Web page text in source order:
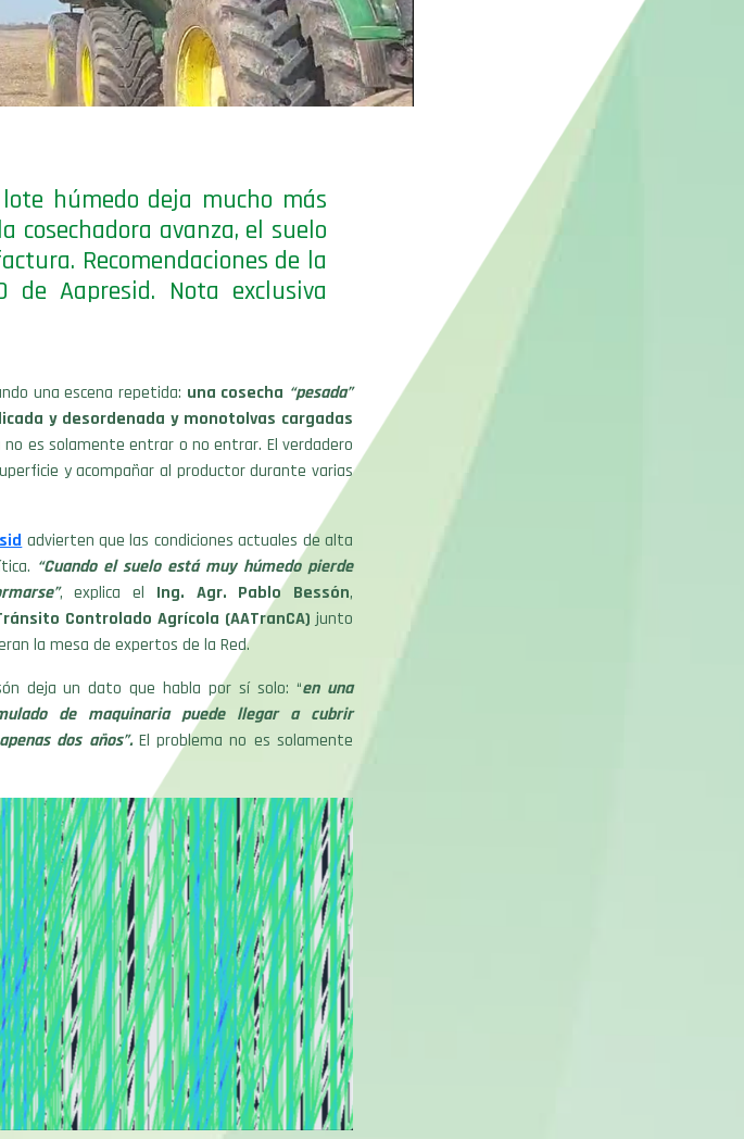
húmedo deja mucho más
cosechadora avanza, el suelo
Recomendaciones de la
de Aapresid. Nota exclusiva
una escena repetida: una cosecha “pesada”
y desordenada y monotolvas cargadas
no es solamente entrar o no entrar. El verdadero
y acompañar al productor durante varias
advierten que las condiciones actuales de alta
“Cuando el suelo está muy húmedo pierde
, explica el Ing. Agr. Pablo Bessón,
Controlado Agrícola (AATranCA)junto
la mesa de expertos de la Red.
deja un dato que habla por sí solo: “en una
de maquinaria puede llegar a cubrir
dos años”. El problema no es solamente